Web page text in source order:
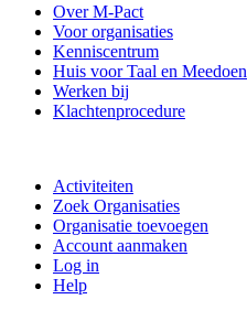
Over M-Pact
Voor organisaties
Kenniscentrum
Huis voor Taal en Meedoen
Werken bij
Klachtenprocedure
Activiteiten
Zoek Organisaties
Organisatie toevoegen
Account aanmaken
Log in
Help